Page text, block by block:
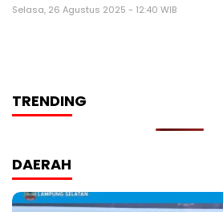
Selasa, 26 Agustus 2025 - 12:40 WIB
TRENDING
DAERAH